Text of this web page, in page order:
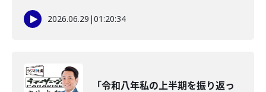
2026.06.29 |01:20:34
「令和八年私の上半期を振り返っ